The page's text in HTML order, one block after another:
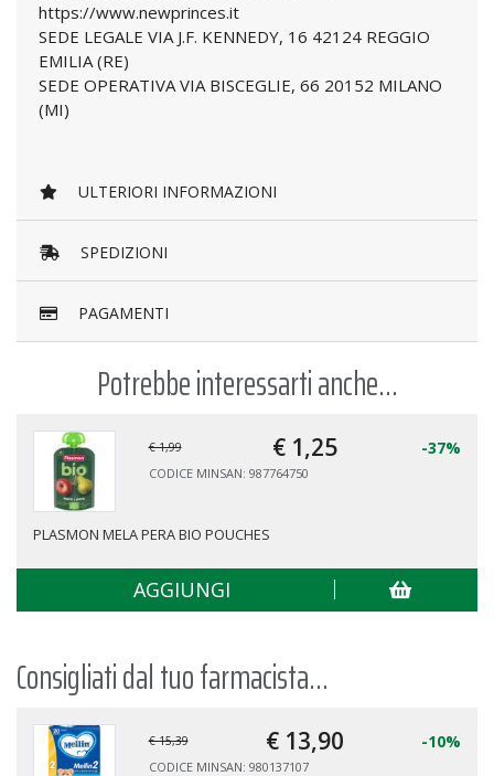
https://www.newprinces.it
SEDE LEGALE VIA J.F. KENNEDY, 16 42124 REGGIO
EMILIA (RE)
SEDE OPERATIVA VIA BISCEGLIE, 66 20152 MILANO
(MI)
ULTERIORI INFORMAZIONI
SPEDIZIONI
PAGAMENTI
Potrebbe interessarti anche...
€ 1,99 € 1,25 -37%
CODICE MINSAN: 987764750
PLASMON MELA PERA BIO POUCHES
AGGIUNGI
Consigliati dal tuo farmacista...
€ 15,39 € 13,90 -10%
CODICE MINSAN: 980137107